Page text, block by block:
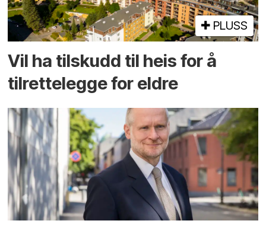
PLUSS
Vil ha tilskudd til heis for å
tilrettelegge for eldre